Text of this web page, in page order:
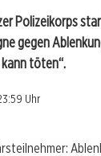
Polizeikorps
gegen
töten“.
Uhr